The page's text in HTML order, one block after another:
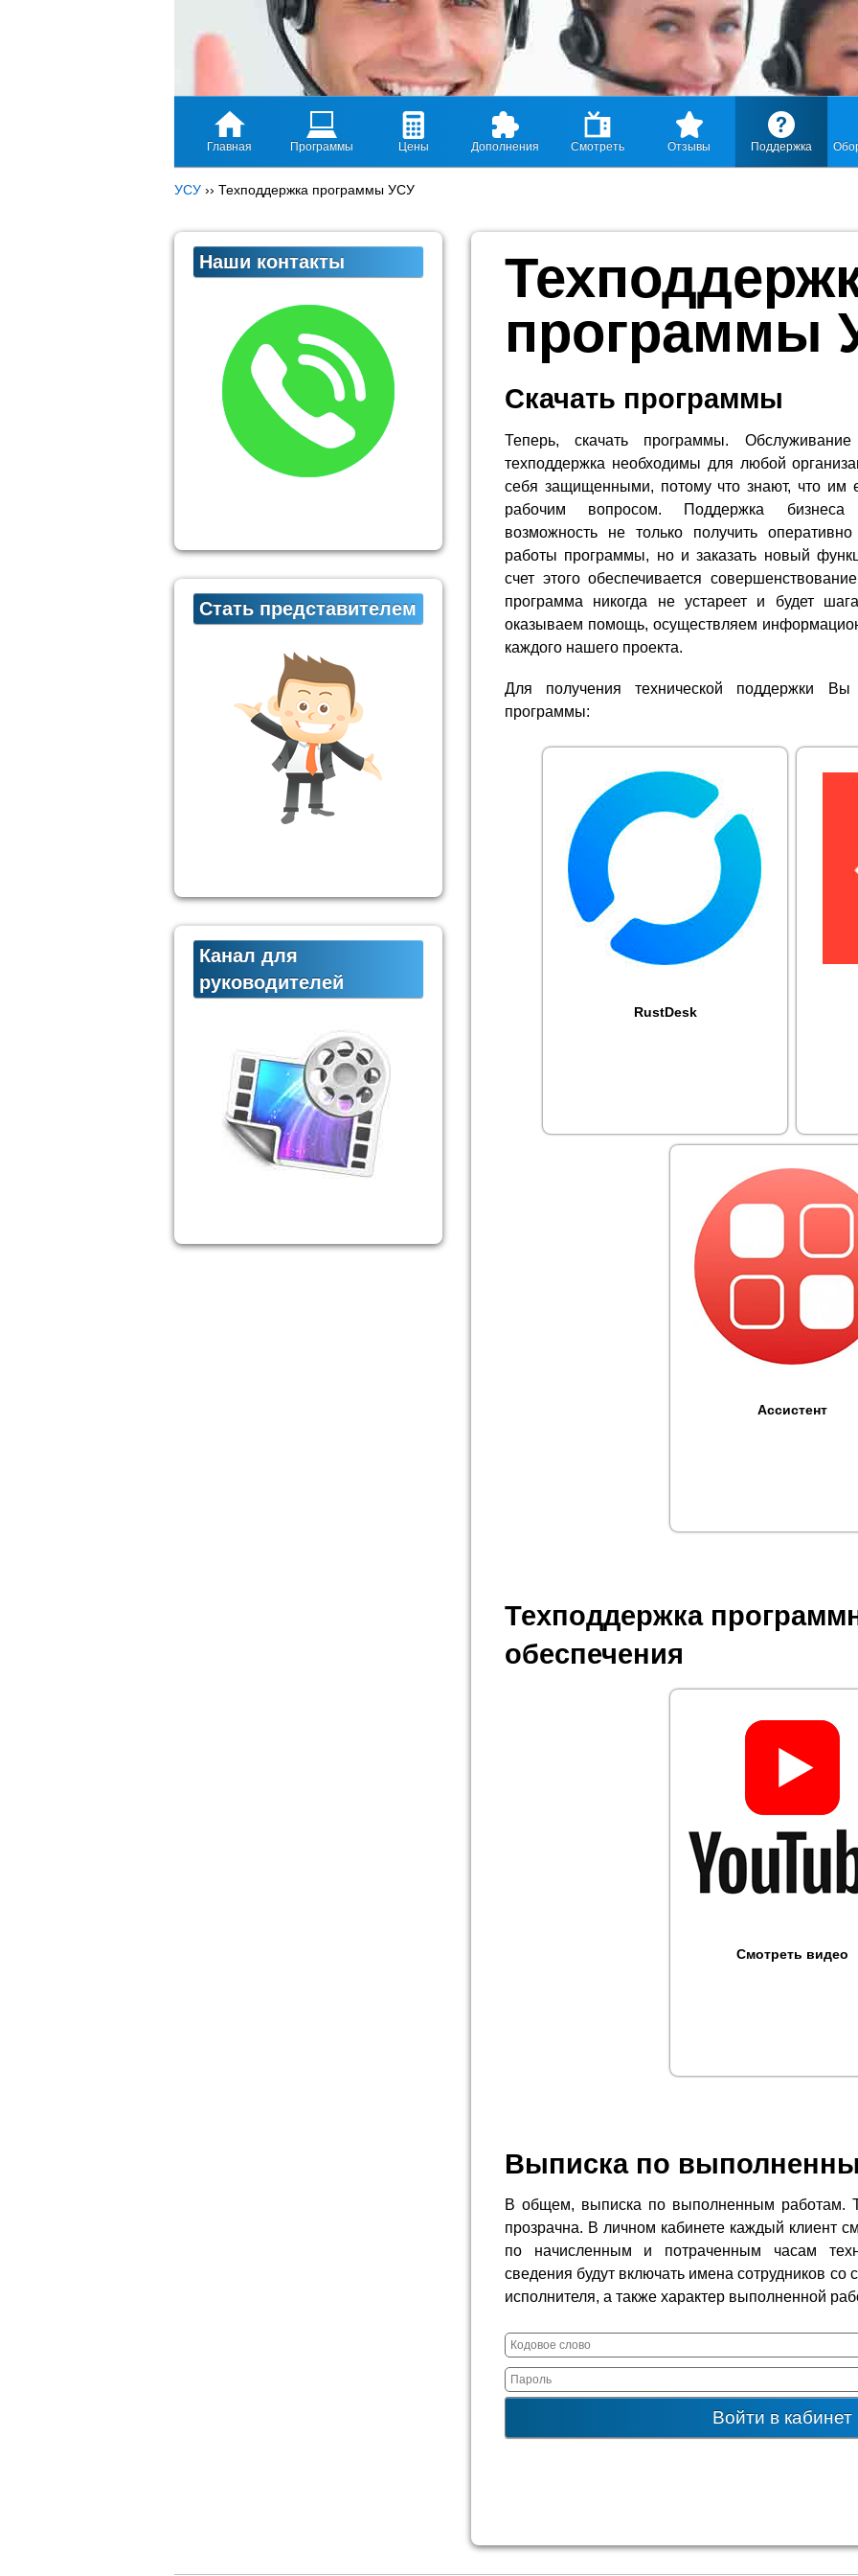
Главная Программы Цены Дополнения Смотреть Отзывы Поддержка
УСУ ›› Техподдержка программы УСУ
программы
Скачать программы
Теперь, скачать программы. Обслуживание
техподдержка необходимы для любой
себя защищенными, потому что знают, что им
рабочим вопросом. Поддержка бизнеса
возможность не только получить
работы программы, но и заказать новый
счет этого обеспечивается
программа никогда не устареет и будет
оказываем помощь, осуществляем
каждого нашего проекта.
Для получения технической поддержки
программы:
RustDesk
Ассистент
Техподдержка
обеспечения
Смотреть видео
Выписка по
В общем, выписка по выполненным работам.
прозрачна. В личном кабинете каждый клиент
по начисленным и потраченным часам
сведения будут включать имена сотрудников со
исполнителя, а также характер выполненной
Войти в кабинет
Наши контакты
Стать представителем
Канал для
руководителей